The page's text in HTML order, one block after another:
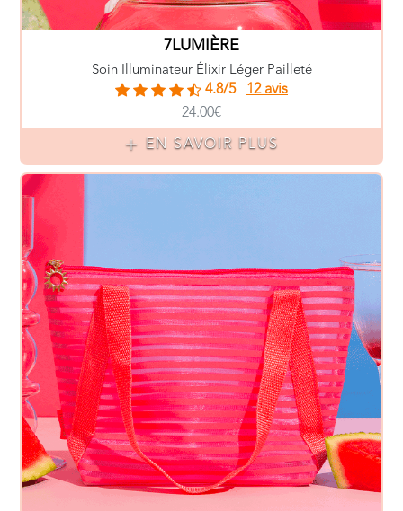
7LUMIÈRE
Soin Illuminateur Élixir Léger Pailleté
4.8/5
12 avis
24.00€
EN SAVOIR PLUS